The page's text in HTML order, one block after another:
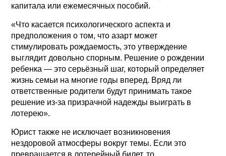
капитала или ежемесячных пособий.
«Что касается психологического аспекта и
предположения о том, что азарт может
стимулировать рождаемость, это утверждение
выглядит довольно спорным. Решение о рождении
ребенка — это серьёзный шаг, который определяет
жизнь семьи на многие годы вперед. Вряд ли
ответственные родители будут принимать такое
решение из-за призрачной надежды выиграть в
лотерею».
Юрист также не исключает возникновения
нездоровой атмосферы вокруг темы. Если это